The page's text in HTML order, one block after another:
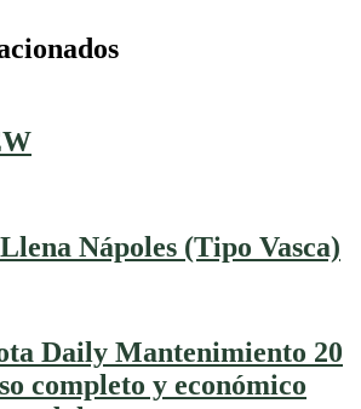
Nápoles (Tipo Vasca)
Daily Mantenimiento 20
completo y económico